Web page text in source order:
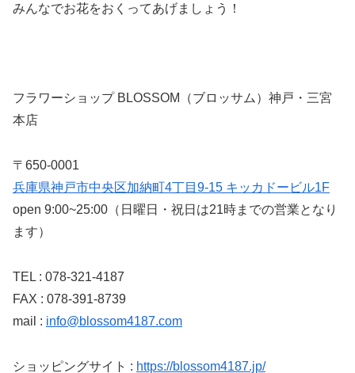
みんなでお花をおくってあげましょう！
フラワーショップ BLOSSOM（ブロッサム）神戸・三宮
本店
〒650-0001
兵庫県神戸市中央区加納町4丁目9-15 キッカドービル1F
open 9:00~25:00（日曜日・祝日は21時までの営業となり
ます）
TEL : 078-321-4187
FAX : 078-391-8739
mail : info@blossom4187.com
ショッピングサイト : https://blossom4187.jp/